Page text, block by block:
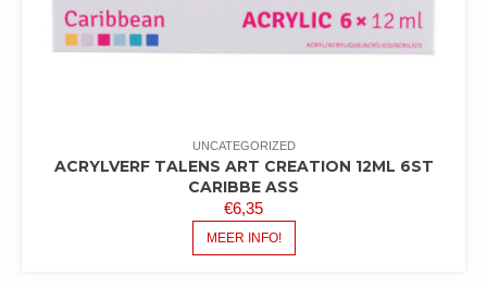
UNCATEGORIZED
ACRYLVERF TALENS ART CREATION 12ML 6ST
CARIBBE ASS
€6,35
MEER INFO!